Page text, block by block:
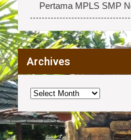
Pertama MPLS SMP
Archives
Archives